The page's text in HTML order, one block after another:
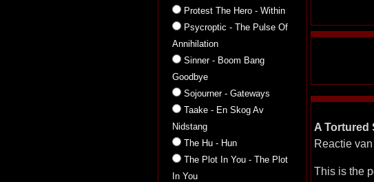
Protest The Hero - Within
Psycroptic - The Pulse Of
Annihilation
Sinner - Boom Bang
Goodbye
Sojourner - Gateways
Taake - En Skog Av
Nidstang
The Hu - Hun
The Plot In You - The Plot
In You
A Tortured
Reactie
This is the